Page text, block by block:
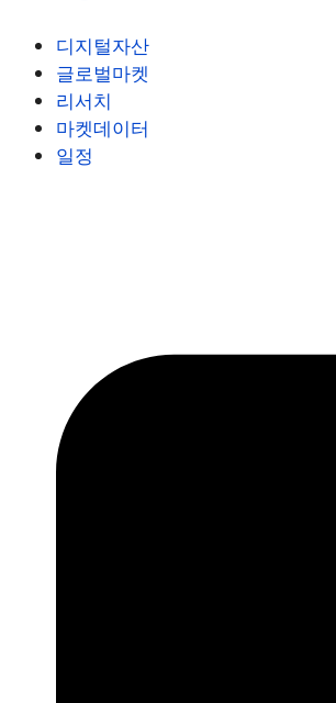
디지털자산
글로벌마켓
리서치
마켓데이터
일정